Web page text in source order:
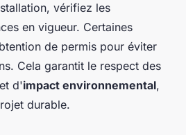
vérifiez les
en vigueur. Certaines
de permis pour éviter
Cela garantit le respect des
et d'impact environnemental,
durable.